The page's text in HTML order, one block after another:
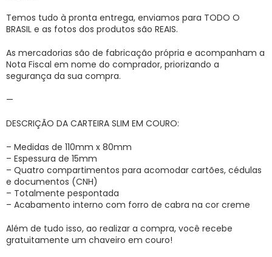
Temos tudo à pronta entrega, enviamos para TODO O
BRASIL e as fotos dos produtos são REAIS.
As mercadorias são de fabricação própria e acompanham a
Nota Fiscal em nome do comprador, priorizando a
segurança da sua compra.
—
DESCRIÇÃO DA CARTEIRA SLIM EM COURO:
– Medidas de 110mm x 80mm
– Espessura de 15mm
– Quatro compartimentos para acomodar cartões, cédulas
e documentos (CNH)
– Totalmente pespontada
– Acabamento interno com forro de cabra na cor creme
Além de tudo isso, ao realizar a compra, você recebe
gratuitamente um chaveiro em couro!